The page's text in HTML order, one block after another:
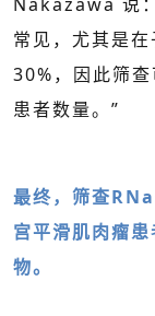
常见，尤其是
30%，因此筛
患者数量。”
最终，筛查
宫平滑肌肉瘤
物。